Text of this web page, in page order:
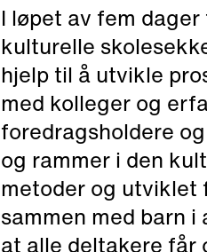
I løpet av fem
kulturelle
hjelp til å utvikle
med kolleger og
foredragsholdere
og rammer i den
metoder og
sammen med barn
at alle deltakere får